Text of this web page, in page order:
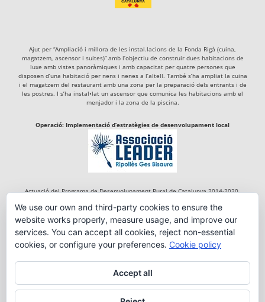
Ajut per “Ampliació i millora de les instal.lacions de la Fonda Rigà (cuina,
magatzem, ascensor i suites)” amb l’objectiu de construir dues habitacions de
luxe amb vistes panoràmiques i amb capacitat per quatre persones que
disposen d’una habitació per nens i nenes a l’altell. També s’ha ampliat la cuina
i el magatzem del restaurant amb una zona per la preparació dels entrants i de
les postres. I s’ha instal•lat un ascensor que comunica les habitacions amb el
menjador i la zona de la piscina.
Operació: Implementació d’estratègies de desenvolupament local
Actuació del Programa de Desenvolupament Rural de Catalunya 2014-2020,
We use our own and third-party cookies to ensure the
website works properly, measure usage, and improve our
services. You can accept all cookies, reject non-essential
cookies, or configure your preferences. Cookie policy
Accept all